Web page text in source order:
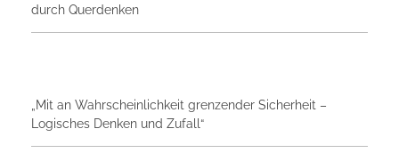
durch Querdenken
„Mit an Wahrscheinlichkeit grenzender Sicherheit –
Logisches Denken und Zufall“